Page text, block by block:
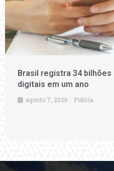
Brasil registra 34
digitais em um ano
agosto 7, 2026 Polícia